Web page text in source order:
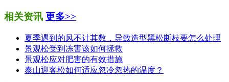
相关资讯 更多>>
夏季遇到的风不计其数，导致造型黑松断枝要怎么处理
景观松受到冻害该如何拯救
景观松应对肥害的有效措施
泰山迎客松如何适应忽冷忽热的温度？